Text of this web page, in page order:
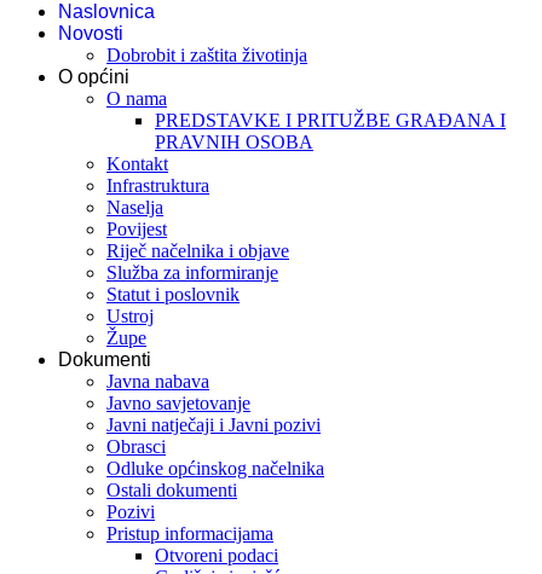
Naslovnica
Novosti
Dobrobit i zaštita životinja
O općini
O nama
PREDSTAVKE I PRITUŽBE GRAĐANA I
PRAVNIH OSOBA
Kontakt
Infrastruktura
Naselja
Povijest
Riječ načelnika i objave
Služba za informiranje
Statut i poslovnik
Ustroj
Župe
Dokumenti
Javna nabava
Javno savjetovanje
Javni natječaji i Javni pozivi
Obrasci
Odluke općinskog načelnika
Ostali dokumenti
Pozivi
Pristup informacijama
Otvoreni podaci